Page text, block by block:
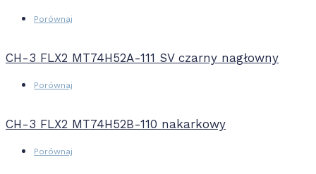
Porównaj
CH-3 FLX2 MT74H52A-111 SV czarny nagłowny
Porównaj
CH-3 FLX2 MT74H52B-110 nakarkowy
Porównaj